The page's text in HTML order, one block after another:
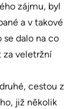
zájmu, byl
a v takové
se dalo na co
za veletržní
cestou z
již několik